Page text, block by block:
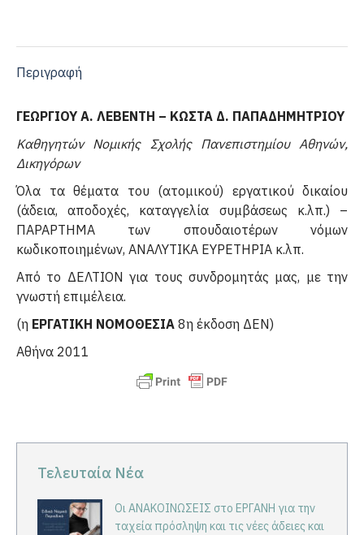
Περιγραφή
ΓΕΩΡΓΙΟΥ Α. ΛΕΒΕΝΤΗ – ΚΩΣΤΑ Δ. ΠΑΠΑΔΗΜΗΤΡΙΟΥ
Καθηγητών Νομικής Σχολής Πανεπιστημίου Αθηνών,
Δικηγόρων
Όλα τα θέματα του (ατομικού) εργατικού δικαίου
(άδεια, αποδοχές, καταγγελία συμβάσεως κ.λπ.) –
ΠΑΡΑΡΤΗΜΑ των σπουδαιοτέρων νόμων
κωδικοποιημένων, ΑΝΑΛΥΤΙΚΑ ΕΥΡΕΤΗΡΙΑ κ.λπ.
Από το ΔΕΛΤΙΟΝ για τους συνδρομητάς μας, με την
γνωστή επιμέλεια.
(η ΕΡΓΑΤΙΚΗ ΝΟΜΟΘΕΣΙΑ 8η έκδοση ΔΕΝ)
Αθήνα 2011
Τελευταία Νέα
Οι ΑΝΑΚΟΙΝΩΣΕΙΣ στο ΕΡΓΑΝΗ για την
ταχεία πρόσληψη και τις νέες άδειες και